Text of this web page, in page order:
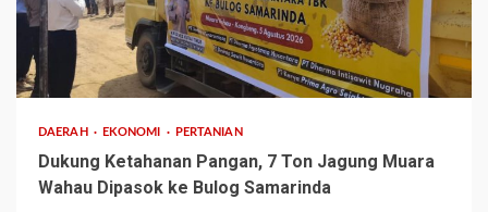
1 min read
DAERAH EKONOMI PERTANIAN
Dukung Ketahanan Pangan, 7 Ton Jagung Muara
Wahau Dipasok ke Bulog Samarinda